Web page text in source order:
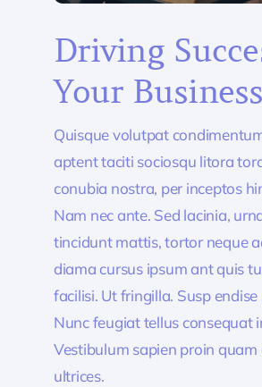
Driving
Your Business
Quisque volutpat
aptent taciti sociosqu litora
conubia nostra, per inceptos
Nam nec ante. Sed lacinia,
tincidunt mattis, tortor neque
diama cursus ipsum ant quis
facilisi. Ut fringilla. Susp
Nunc feugiat tellus consequat
Vestibulum sapien proin quam
ultrices.